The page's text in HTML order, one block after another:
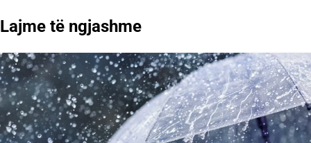
Lajme të ngjashme